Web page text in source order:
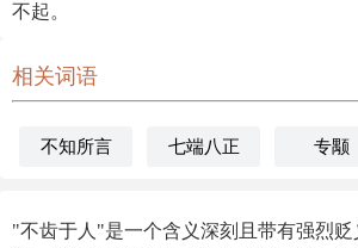
不起。
相关词语
不知所言 七端八正 专颙
"不齿于人"是一个含义深刻且带有强烈